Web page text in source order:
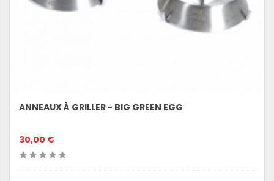
ANNEAUX À GRILLER - BIG GREEN EGG
30,00 €